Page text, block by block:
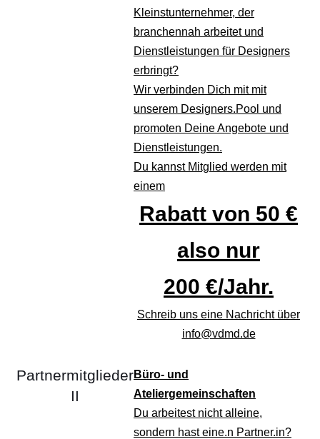
Kleinstunternehmer, der
branchennah arbeitet und
Dienstleistungen für Designers
erbringt?
Wir verbinden Dich mit mit
unserem Designers.Pool und
promoten Deine Angebote und
Dienstleistungen.
Du kannst Mitglied werden mit
einem
Rabatt von 50 €
also nur
200 €/Jahr.
Schreib uns eine Nachricht über
info@vdmd.de
Partnermitglieder
II
Büro- und
Ateliergemeinschaften
Du arbeitest nicht alleine,
sondern hast eine.n Partner.in?